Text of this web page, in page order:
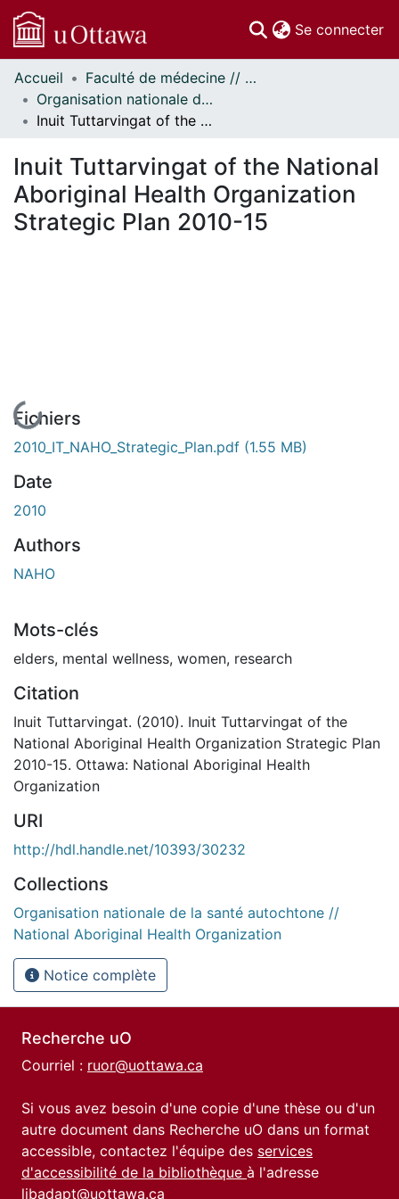
Se connecter
Communautés
et collections
Parcourir
À propos
Accueil
Faculté de médecine // Faculty of Medicine
Organisation nationale de la santé autochtone // National Aboriginal Health Organization
Inuit Tuttarvingat of the National Aboriginal Health Organization Strategic Plan 2010-15
Inuit Tuttarvingat of the National
Aboriginal Health Organization
Strategic Plan 2010-15
En cours de chargement...
Fichiers
2010_IT_NAHO_Strategic_Plan.pdf (1.55 MB)
Date
2010
Authors
NAHO
Mots-clés
elders, mental wellness, women, research
Citation
Inuit Tuttarvingat. (2010). Inuit Tuttarvingat of the
National Aboriginal Health Organization Strategic Plan
2010-15. Ottawa: National Aboriginal Health
Organization
URI
http://hdl.handle.net/10393/30232
Collections
Organisation nationale de la santé autochtone //
National Aboriginal Health Organization
Notice complète
Recherche uO
Courriel : ruor@uottawa.ca
Si vous avez besoin d'une copie d'une thèse ou d'un
autre document dans Recherche uO dans un format
accessible, contactez l'équipe des services
d'accessibilité de la bibliothèque à l'adresse
libadapt@uottawa.ca